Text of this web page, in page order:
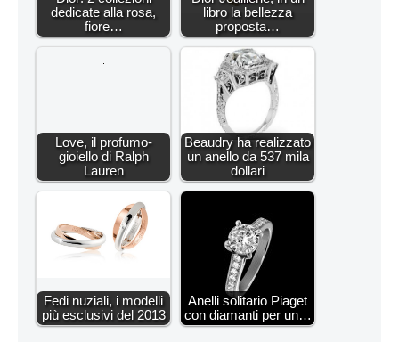
dedicate alla rosa,
fiore…
libro la bellezza
proposta…
Love, il profumo-
gioiello di Ralph
Lauren
Beaudry ha realizzato
un anello da 537 mila
dollari
Fedi nuziali, i modelli
più esclusivi del 2013
Anelli solitario Piaget
con diamanti per un…